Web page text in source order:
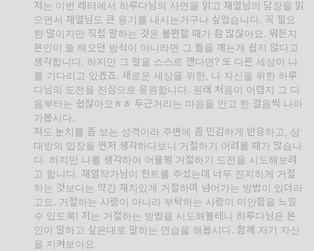
저는 이번 레터에서 하루다님의 사연을 읽고 재열님의 답장을 읽
으면서 재열님도 큰 용기를 내시는거구나 싶었습니다. 꼭 필요
한 말이지만 직접 말하는 것은 불편할 때가 참 많잖아요. 뭐든지
본인이 늘 해오던 방식이 아니라면 그 틀을 깨는게 쉽지 않다고
생각합니다. 하지만 그 알을 스스로 깬다면? 또 다른 세상이 나
를 기다리고 있겠죠. 새로운 세상을 위한, 나 자신을 위한 하루
다님의 도전을 진심으로 응원합니다. 원래 처음이 어렵지 그 다
음부터는 쉽잖아요ㅎㅎ 두근거리는 마음을 안고 한 걸음씩 나아
가봅시다.
저도 눈치를 좀 보는 성격이라 주변에 좀 민감하게 반응하고, 상
대방의 입장을 먼저 생각하다보니 거절하기 어려울 때가 많습니
다. 하지만 나를 생각하여 어물쩡 거절하기 도전을 시도해보려
고 합니다. 재열작가님이 힌트를 주셨는데 너무 진지하게 거절
하는 것보다는 약간 재치있게 거절하며 넘어가는 방법이 있더라
고요. 거절하는 사람이 아니라 부탁하는 사람이 미안함을 느낄
수 있도록! 저는 거절하는 방법을 시도해볼테니 하루다님은 본
인이 말하고 싶은대로 말하는 연습을 해봅시다. 함께 자기 자신
을 지켜보아요.